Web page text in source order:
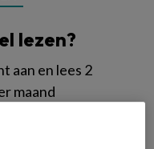
lezen?
aan en lees 2
maand